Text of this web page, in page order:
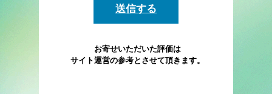
お寄せいただいた評価は
サイト運営の参考とさせて頂きます。